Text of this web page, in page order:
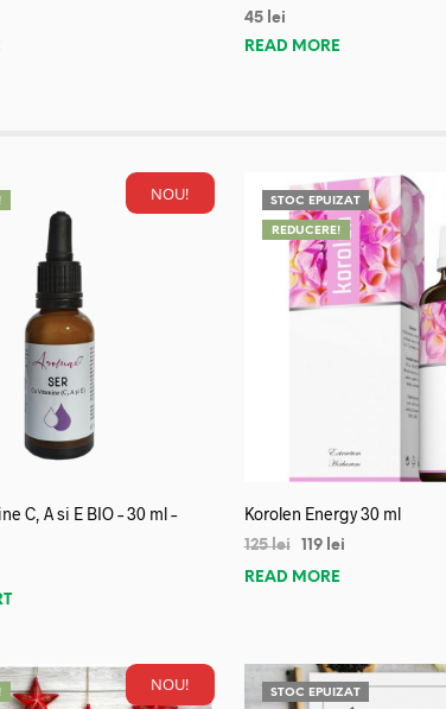
45 lei
READ MORE
NOU!
C, A si E BIO – 30 ml –
STOC EPUIZAT
REDUCERE!
Korolen Energy 30 ml
125lei 119 lei
READ MORE
NOU! STOC EPUIZAT